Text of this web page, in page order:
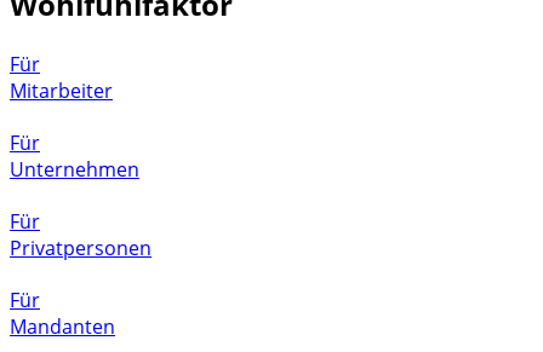
Für
Mitarbeiter
Für
Unternehmen
Für
Privatpersonen
Für
Mandanten